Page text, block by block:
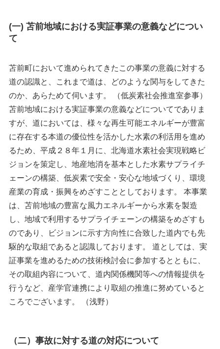
(一) 苫前地域における実証事業の意義などについ
て
苫前町において進められてきたこの事業の意義に対する
道の認識と、これまで道は、どのような関与をしてきた
のか、あらためて伺います。 （低炭素社会推進室参事）
苫前地域における実証事業の意義などについてでありま
すが、道においては、様々な再生可能エネルギーが豊富
に存在する本道の優位性を活かした水素の利活用を進め
るため、平成２８年１月に、北海道水素社会実現戦略ビ
ジョンを策定し、地産地消を基本とした水素サプライチ
ェーンの構築、低炭素で安全・安心な地域づくり、環境
産業の育成・振興をめざすこととしております。 本事業
は、苫前地域の豊富な風力エネルギーから水素を製造
し、地域で利用するサプライチェーンの構築をめざすも
のであり、ビジョンに示す方向性に合致した道内でも先
駆的な取組であると認識しております。 道としては、実
証事業を進めるための技術検討会に参加するとともに、
その取組内容について、道内関係機関等への情報提供を
行うなど、産学官連携により取組の推進に努めていると
ころでございます。 （浅野）
（二）事故に対する道の対応について